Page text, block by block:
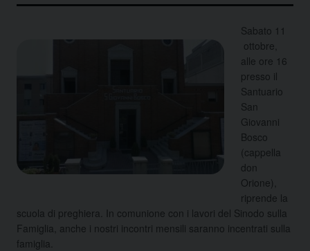
Sabato 11
ottobre,
alle ore 16
presso il
Santuario
San
Giovanni
Bosco
(cappella
don
Orione),
riprende la
scuola di preghiera. In comunione con i lavori del Sinodo sulla
Famiglia, anche i nostri incontri mensili saranno incentrati sulla
famiglia.